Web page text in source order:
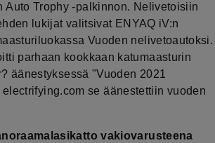
Trophy -palkinnon. Nelivetoisiin
lukijat valitsivat ENYAQ iV:n
Vuoden nelivetoautoksi.
parhaan kookkaan katumaasturin
äänestyksessä "Vuoden 2021
se äänestettiin vuoden
vakiovarusteena